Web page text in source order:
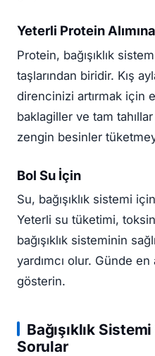
Yeterli Protein
Protein, bağışıklık
taşlarından biridir. Kış
direncinizi artırmak için
baklagiller ve tam
zengin besinler
Bol Su İçin
Su, bağışıklık sistemi
Yeterli su tüketimi,
bağışıklık sisteminin
yardımcı olur. Günde
gösterin.
Bağışıklık Sistemi
Sorular